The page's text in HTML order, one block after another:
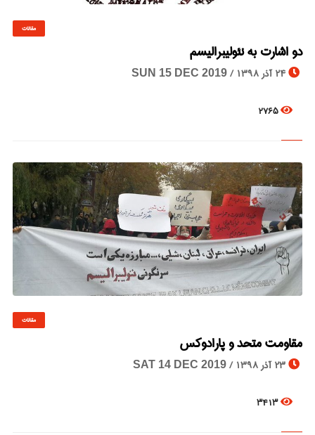
مقالات
دو اشارت به نئولیبرالیسم
24 آذر 1398 / SUN 15 DEC 2019
2765
مقالات
مقاومت متحد و پارادوکس
23 آذر 1398 / SAT 14 DEC 2019
3413